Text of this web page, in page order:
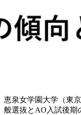
恵泉女学園大学（東
般選抜とAO入試後期